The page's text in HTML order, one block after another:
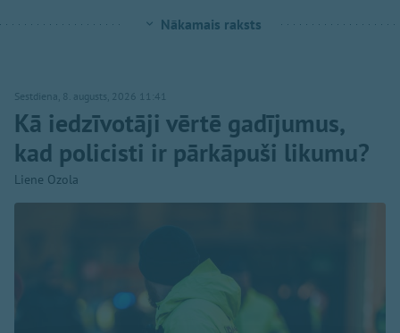
Nākamais raksts
Sestdiena, 8. augusts, 2026 11:41
Kā iedzīvotāji vērtē gadījumus,
kad policisti ir pārkāpuši likumu?
Liene Ozola